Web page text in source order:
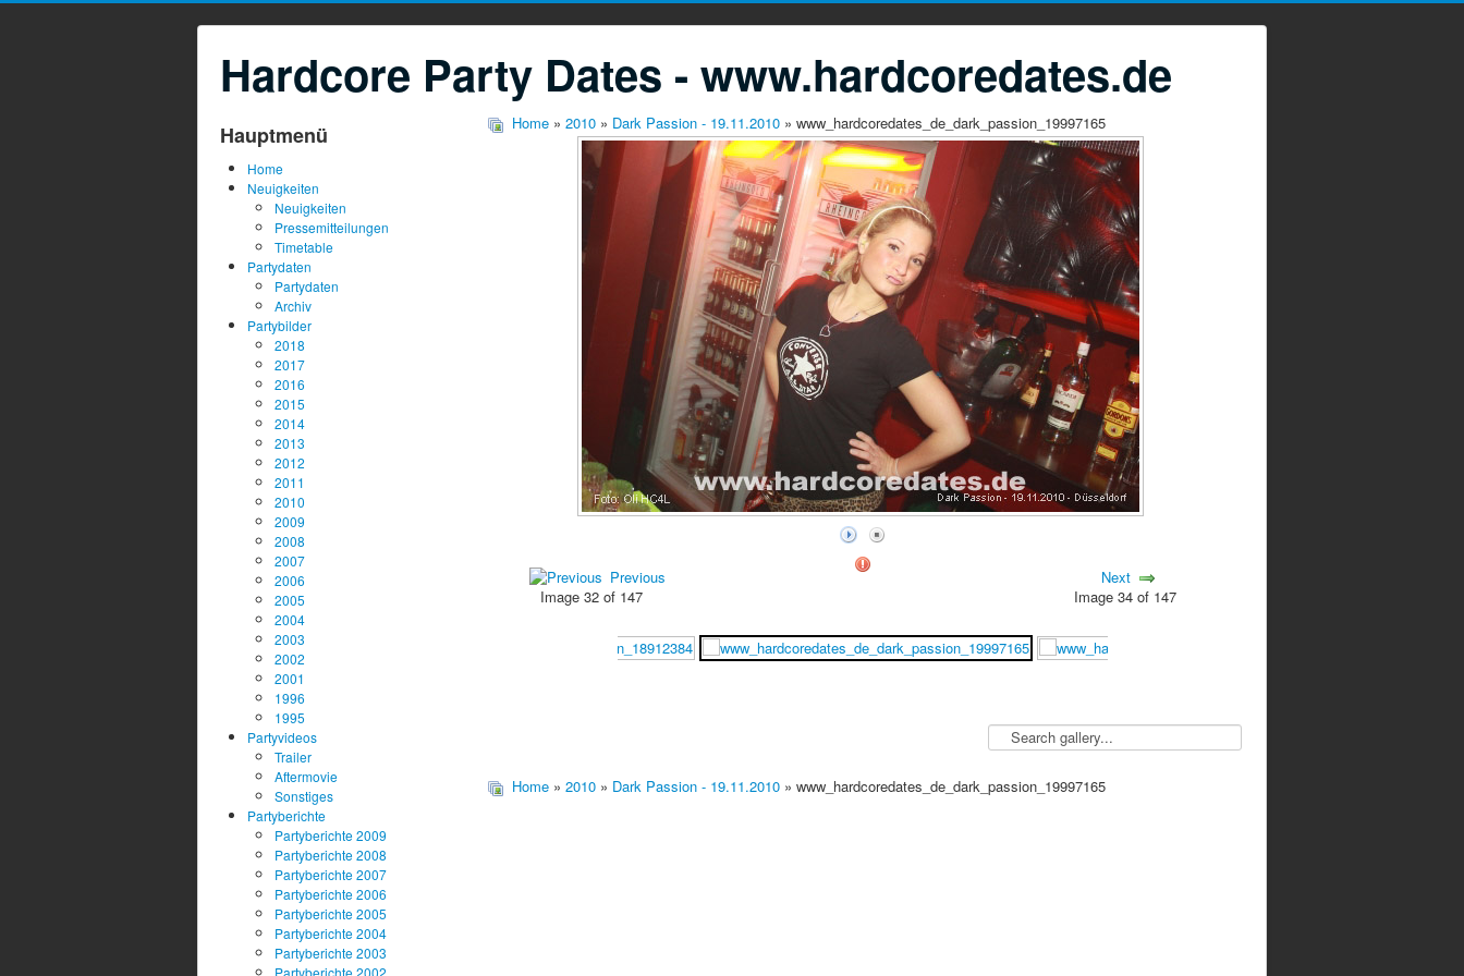
Hardcore Party Dates - www.hardcoredates.de
Hauptmenü
Home
Neuigkeiten
Neuigkeiten
Pressemitteilungen
Timetable
Partydaten
Partydaten
Archiv
Partybilder
2018
2017
2016
2015
2014
2013
2012
2011
2010
2009
2008
2007
2006
2005
2004
2003
2002
2001
1996
1995
Partyvideos
Trailer
Aftermovie
Sonstiges
Partyberichte
Partyberichte 2009
Partyberichte 2008
Partyberichte 2007
Partyberichte 2006
Partyberichte 2005
Partyberichte 2004
Partyberichte 2003
Partyberichte 2002
Home » 2010 » Dark Passion - 19.11.2010 » www_hardcoredates_de_dark_passion_19997165
Previous
Image 32 of 147
Next
Image 34 of 147
Home » 2010 » Dark Passion - 19.11.2010 » www_hardcoredates_de_dark_passion_19997165